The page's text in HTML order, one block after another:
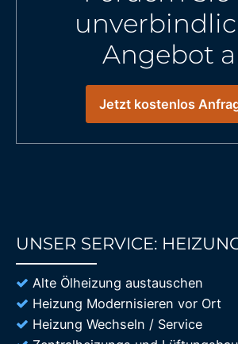
Angebot
Jetzt kostenlos
UNSER SERVICE:
Alte Ölheizung austauschen
Heizung Modernisieren vor Ort
Heizung Wechseln / Service